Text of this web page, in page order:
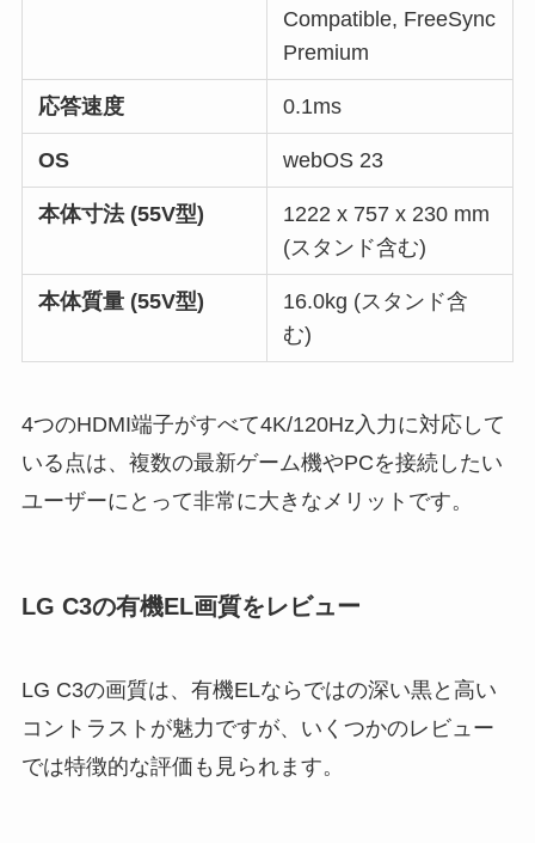
Compatible, FreeSync
Premium
応答速度 0.1ms
OS webOS 23
本体寸法 (55V型)
1222 x 757 x 230 mm
(スタンド含む)
本体質量 (55V型)
16.0kg (スタンド含
む)
4つのHDMI端子がすべて4K/120Hz入力に対応して
いる点は、複数の最新ゲーム機やPCを接続したい
ユーザーにとって非常に大きなメリットです。
LG C3の有機EL画質をレビュー
LG C3の画質は、有機ELならではの深い黒と高い
コントラストが魅力ですが、いくつかのレビュー
では特徴的な評価も見られます。